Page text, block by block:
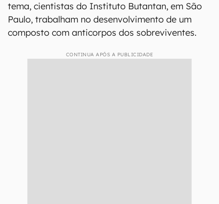
tema, cientistas do Instituto Butantan, em São
Paulo, trabalham no desenvolvimento de um
composto com anticorpos dos sobreviventes.
CONTINUA APÓS A PUBLICIDADE